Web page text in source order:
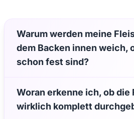
Warum werden meine
dem Backen innen weich,
schon fest sind?
Woran erkenne ich, ob
wirklich komplett